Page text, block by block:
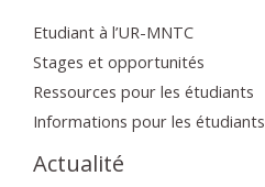
Etudiant à l’UR-MNTC
Stages et opportunités
Ressources pour les étudiants
Informations pour les étudiants
Actualité